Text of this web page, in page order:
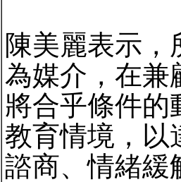
陳美麗表示
為媒介，在兼
將合乎條件的
教育情境，以
諮商、情緒緩